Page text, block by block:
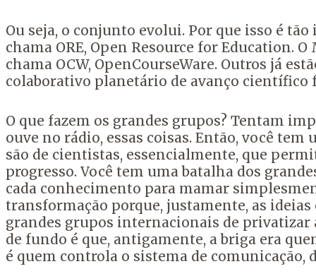
Ou seja, o conjunto evolui. Por que isso é
chama ORE, Open Resource for Education.
chama OCW, OpenCourseWare. Outros já
colaborativo planetário de avanço científico
O que fazem os grandes grupos? Tentam
ouve no rádio, essas coisas. Então, você
são de cientistas, essencialmente, que
progresso. Você tem uma batalha dos
cada conhecimento para mamar
transformação porque, justamente, as
grandes grupos internacionais de privatizar
de fundo é que, antigamente, a briga era
é quem controla o sistema de comunicação,